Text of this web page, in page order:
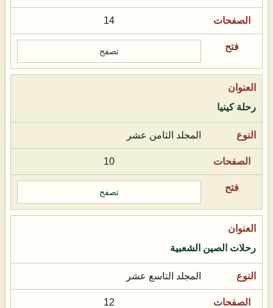
14
تصفح
رحلة كينيا
المجلد الثامن عشر
10
تصفح
رحلات الصين الشعبية
المجلد التاسع عشر
12